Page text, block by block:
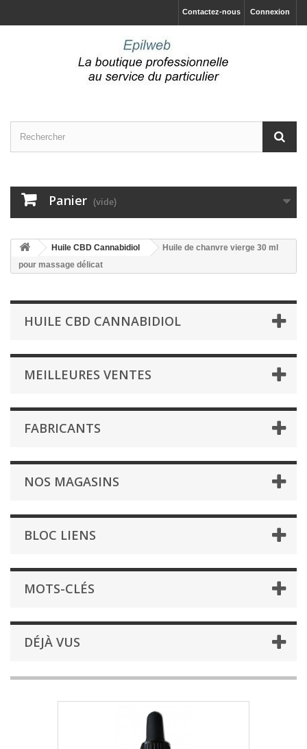
Connexion
Contactez-nous
Panier (vide)
Huile CBD Cannabidiol
Huile de chanvre vierge 30 ml
pour massage délicat
HUILE CBD CANNABIDIOL
MEILLEURES VENTES
FABRICANTS
NOS MAGASINS
BLOC LIENS
MOTS-CLÉS
DÉJÀ VUS